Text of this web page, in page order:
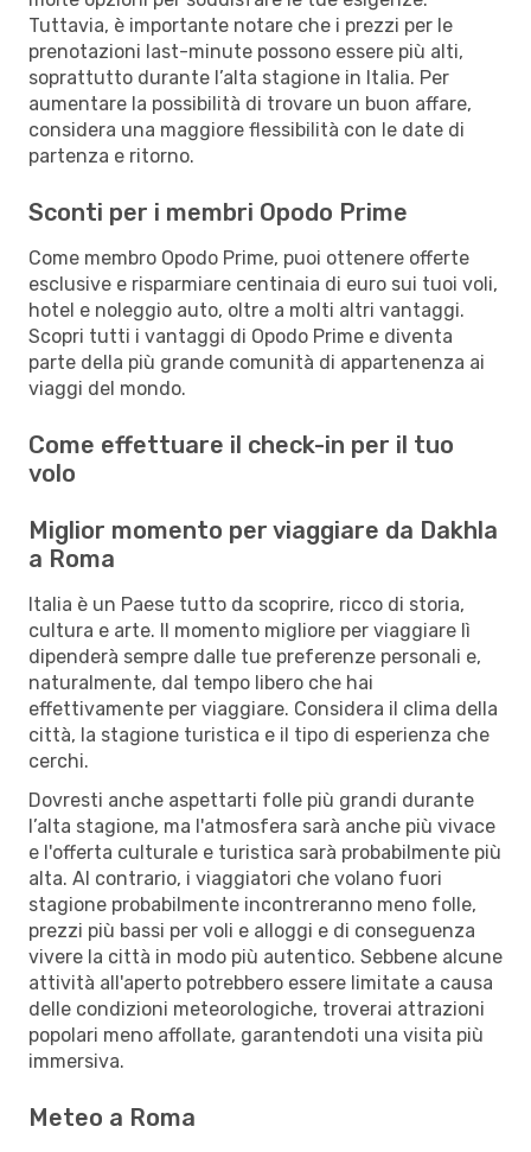
Tuttavia, è importante notare che i prezzi per le
prenotazioni last-minute possono essere più alti,
soprattutto durante l’alta stagione in Italia. Per
aumentare la possibilità di trovare un buon affare,
considera una maggiore flessibilità con le date di
partenza e ritorno.
Sconti per i membri Opodo Prime
Come membro Opodo Prime, puoi ottenere offerte
esclusive e risparmiare centinaia di euro sui tuoi voli,
hotel e noleggio auto, oltre a molti altri vantaggi.
Scopri tutti i vantaggi di Opodo Prime e diventa
parte della più grande comunità di appartenenza ai
viaggi del mondo.
Come effettuare il check-in per il tuo
volo
Miglior momento per viaggiare da Dakhla
a Roma
Italia è un Paese tutto da scoprire, ricco di storia,
cultura e arte. Il momento migliore per viaggiare lì
dipenderà sempre dalle tue preferenze personali e,
naturalmente, dal tempo libero che hai
effettivamente per viaggiare. Considera il clima della
città, la stagione turistica e il tipo di esperienza che
cerchi.
Dovresti anche aspettarti folle più grandi durante
l’alta stagione, ma l'atmosfera sarà anche più vivace
e l'offerta culturale e turistica sarà probabilmente più
alta. Al contrario, i viaggiatori che volano fuori
stagione probabilmente incontreranno meno folle,
prezzi più bassi per voli e alloggi e di conseguenza
vivere la città in modo più autentico. Sebbene alcune
attività all'aperto potrebbero essere limitate a causa
delle condizioni meteorologiche, troverai attrazioni
popolari meno affollate, garantendoti una visita più
immersiva.
Meteo a Roma